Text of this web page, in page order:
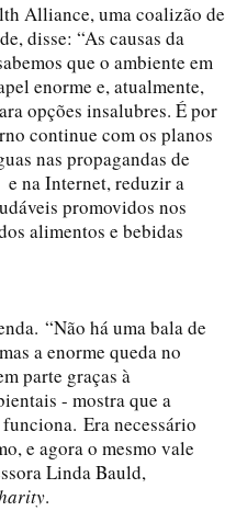
Alliance, uma coalizão de
disse: “As causas da
que o ambiente em
enorme e, atualmente,
opções insalubres. É por
continue com os planos
nas propagandas de
e na Internet, reduzir a
​​promovidos nos
alimentos e bebidas
“Não há uma bala de
a enorme queda no
parte graças à
- mostra que a
Era necessário
e agora o mesmo vale
Linda Bauld,
.